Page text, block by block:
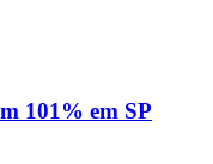
101% em SP